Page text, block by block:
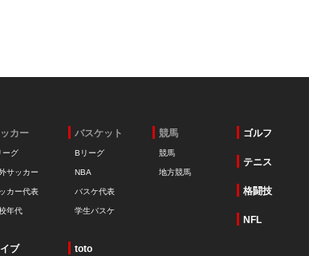
カー
ーグ
サッカー
カー代表
年代
バスケット
Bリーグ
NBA
バスケ代表
学生バスケ
競馬
競馬
地方競馬
ゴルフ
テニス
格闘技
NFL
ブ toto